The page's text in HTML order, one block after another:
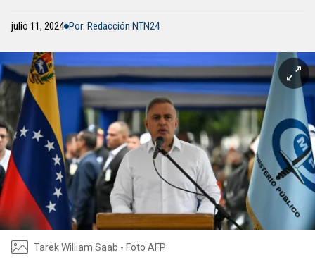
julio 11, 2024 Por: Redacción NTN24
Tarek William Saab - Foto AFP